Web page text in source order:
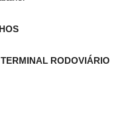
RODOVIÁRIO